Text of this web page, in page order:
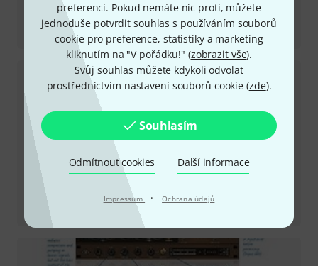
preferencí. Pokud nemáte nic proti, můžete
jednoduše potvrdit souhlas s používáním souborů
cookie pro preference, statistiky a marketing
kliknutím na "V pořádku!" (zobrazit vše).
Svůj souhlas můžete kdykoli odvolat
prostřednictvím nastavení souborů cookie (zde).
Souhlasím
Odmítnout cookies Další informace
Impressum · Ochrana údajů
Recenze
LA-6176
Anthem Analog Synthesizer